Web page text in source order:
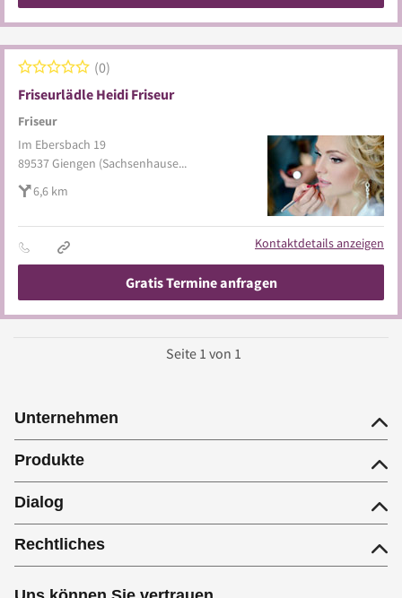
Friseurlädle Heidi Friseur
Friseur
0
Im Ebersbach 19
89537Giengen (Sachsenhausen)
6,6 km
Kontaktdetails anzeigen
Gratis Termine anfragen
Seite 1 von 1
Unternehmen
Produkte
Dialog
Rechtliches